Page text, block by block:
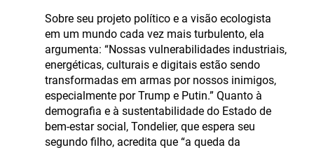
Sobre seu projeto político e a visão ecologista
em um mundo cada vez mais turbulento, ela
argumenta: “Nossas vulnerabilidades industriais,
energéticas, culturais e digitais estão sendo
transformadas em armas por nossos inimigos,
especialmente por Trump e Putin.” Quanto à
demografia e à sustentabilidade do Estado de
bem-estar social, Tondelier, que espera seu
segundo filho, acredita que “a queda da